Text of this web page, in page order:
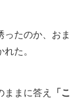
たのか、おま
た。
まに答え
「こ